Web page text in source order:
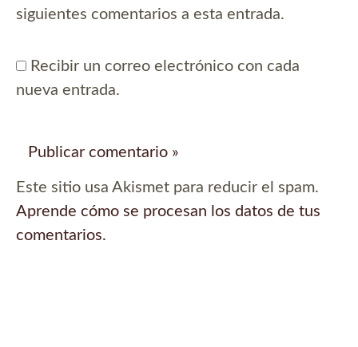
siguientes comentarios a esta entrada.
Recibir un correo electrónico con cada
nueva entrada.
Este sitio usa Akismet para reducir el spam.
Aprende cómo se procesan los datos de tus
comentarios.